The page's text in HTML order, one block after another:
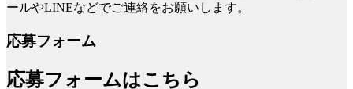
ールやLINEなどでご連絡をお願いします。
応募フォーム
応募フォームはこちら